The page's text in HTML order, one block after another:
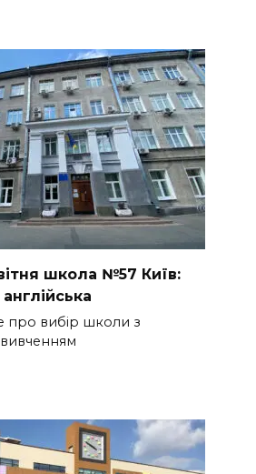
школа №57 Київ:
про вибір школи з